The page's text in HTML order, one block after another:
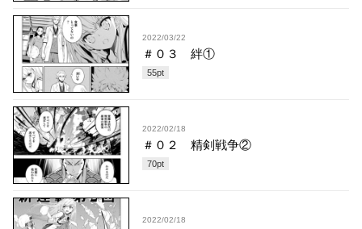
2022/03/22
＃０３ 絆①
55pt
2022/02/18
＃０２ 精剣戦争②
70pt
2022/02/18